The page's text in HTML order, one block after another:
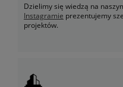
Dzielimy się wiedzą na
Instagramie prezentujemy
projektów.